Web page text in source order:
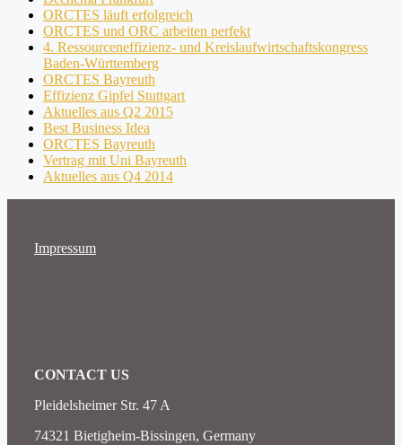
ORCTES läuft erfolgreich
ORCTES und ORC arbeiten perfekt
4. Ressourceneffizienz- und Kreislaufwirtschaftskongress
Baden-Württemberg
ORCTES Bayreuth
Effizienz Gipfel Stuttgart
Aktuelles aus Q2 2015
Best Business Idea
ORCTES Bayreuth
Vertrag mit Uni Bayreuth
Aktuelles aus Q4 2014
Impressum
CONTACT US
Pleidelsheimer Str. 47 A
74321 Bietigheim-Bissingen, Germany